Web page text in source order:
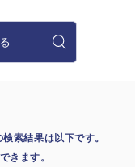
探す
ログ
索結果は以下です。
きます。